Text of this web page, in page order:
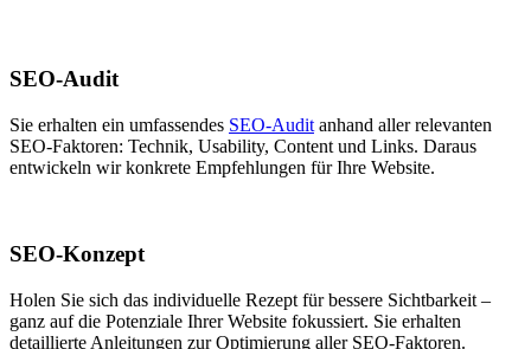
SEO-Audit
Sie erhalten ein umfassendes SEO-Audit anhand aller relevanten
SEO-Faktoren: Technik, Usability, Content und Links. Daraus
entwickeln wir konkrete Empfehlungen für Ihre Website.
SEO-Konzept
Holen Sie sich das individuelle Rezept für bessere Sichtbarkeit –
ganz auf die Potenziale Ihrer Website fokussiert. Sie erhalten
detaillierte Anleitungen zur Optimierung aller SEO-Faktoren.